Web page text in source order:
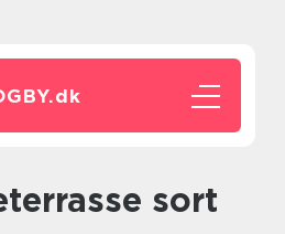
dk
sort